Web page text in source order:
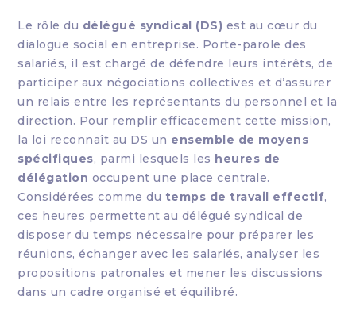
Le rôle du délégué syndical (DS) est au cœur du
dialogue social en entreprise. Porte-parole des
salariés, il est chargé de défendre leurs intérêts, de
participer aux négociations collectives et d’assurer
un relais entre les représentants du personnel et la
direction. Pour remplir efficacement cette mission,
la loi reconnaît au DS un ensemble de moyens
spécifiques, parmi lesquels les heures de
délégation occupent une place centrale.
Considérées comme du temps de travail effectif,
ces heures permettent au délégué syndical de
disposer du temps nécessaire pour préparer les
réunions, échanger avec les salariés, analyser les
propositions patronales et mener les discussions
dans un cadre organisé et équilibré.